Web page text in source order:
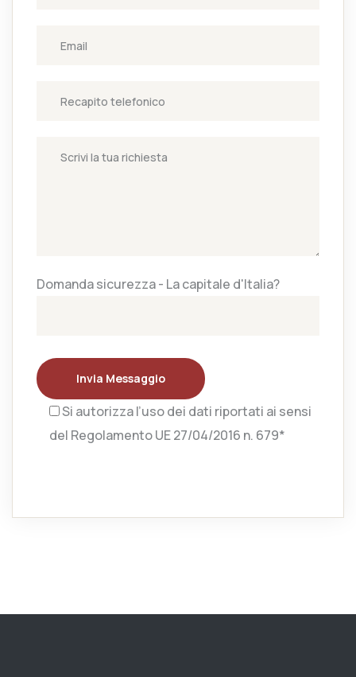
Domanda sicurezza - La capitale d'Italia?
Invia Messaggio
Si autorizza l’uso dei dati riportati ai sensi
del Regolamento UE 27/04/2016 n. 679*